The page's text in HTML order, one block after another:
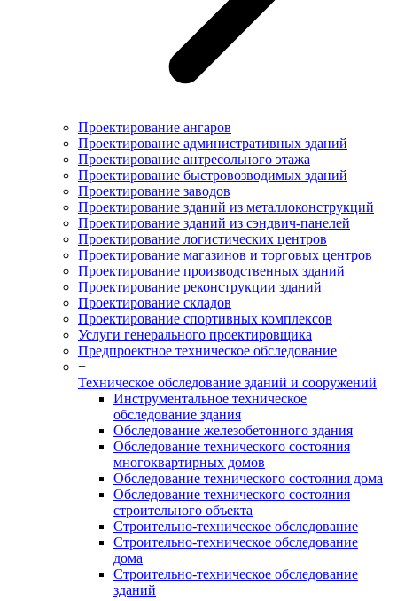
Проектирование ангаров
Проектирование административных зданий
Проектирование антресольного этажа
Проектирование быстровозводимых зданий
Проектирование заводов
Проектирование зданий из металлоконструкций
Проектирование зданий из сэндвич-панелей
Проектирование логистических центров
Проектирование магазинов и торговых центров
Проектирование производственных зданий
Проектирование реконструкции зданий
Проектирование складов
Проектирование спортивных комплексов
Услуги генерального проектировщика
Предпроектное техническое обследование
+
Техническое обследование зданий и сооружений
Инструментальное техническое
обследование здания
Обследование железобетонного здания
Обследование технического состояния
многоквартирных домов
Обследование технического состояния дома
Обследование технического состояния
строительного объекта
Строительно-техническое обследование
Строительно-техническое обследование
дома
Строительно-техническое обследование
зданий